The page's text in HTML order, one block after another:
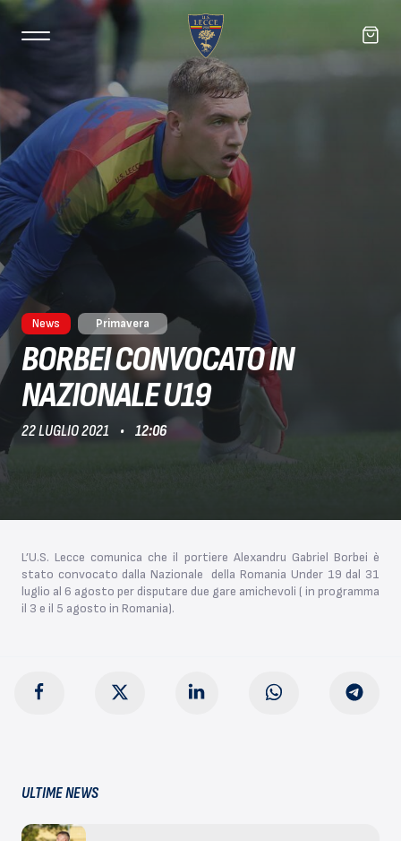
News Primavera
BORBEI CONVOCATO IN
NAZIONALE U19
22 LUGLIO 2021 12:06
L’U.S. Lecce comunica che il portiere Alexandru Gabriel Borbei è
stato convocato dalla Nazionale della Romania Under 19 dal 31
luglio al 6 agosto per disputare due gare amichevoli ( in programma
il 3 e il 5 agosto in Romania).
ULTIME NEWS